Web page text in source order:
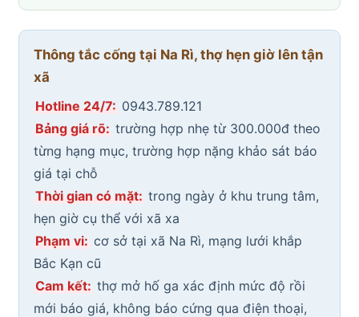
Thông tắc cống tại Na Rì, thợ hẹn giờ lên tận
xã
Hotline 24/7: 0943.789.121
Bảng giá rõ: trường hợp nhẹ từ 300.000đ theo
từng hạng mục, trường hợp nặng khảo sát báo
giá tại chỗ
Thời gian có mặt: trong ngày ở khu trung tâm,
hẹn giờ cụ thể với xã xa
Phạm vi: cơ sở tại xã Na Rì, mạng lưới khắp
Bắc Kạn cũ
Cam kết: thợ mở hố ga xác định mức độ rồi
mới báo giá, không báo cứng qua điện thoại,